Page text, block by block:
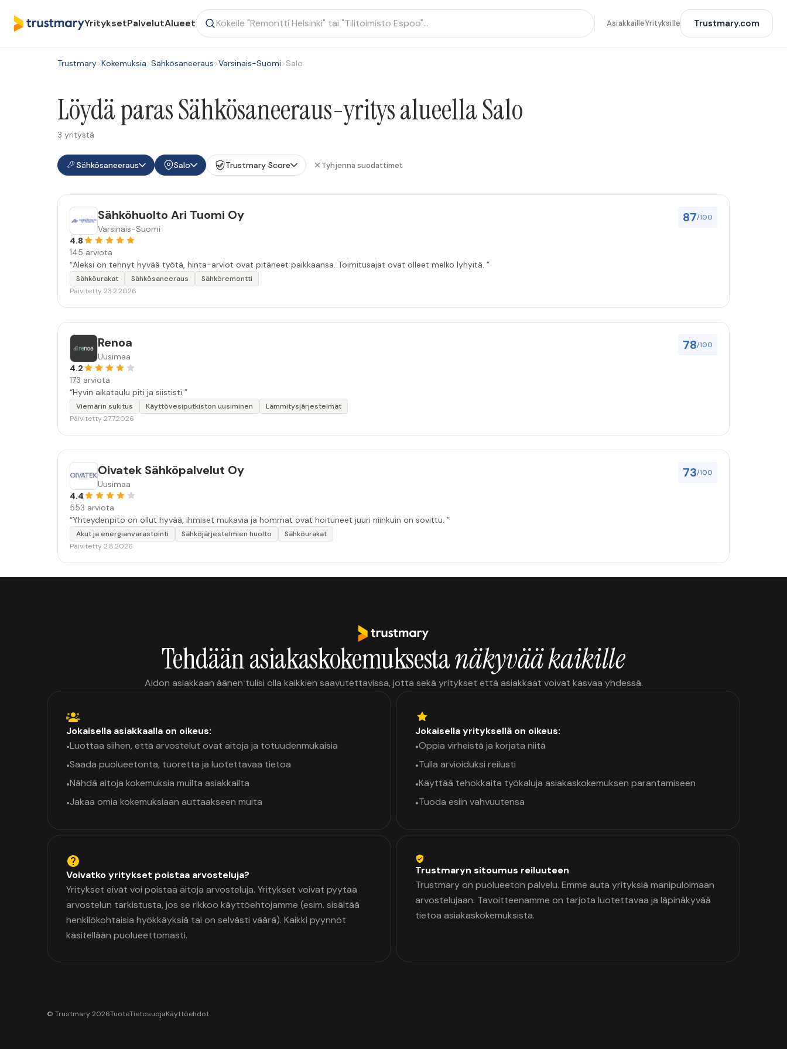
YrityksetPalvelutAlueet AsiakkailleYrityksille Trustmary.com
Trustmary>Kokemuksia>Sähkösaneeraus>Varsinais-Suomi>Salo
Löydä paras Sähkösaneeraus-yritys alueella Salo
3 yritystä
Sähkösaneeraus Salo Trustmary Score Tyhjennä suodattimet
87/100
Sähköhuolto Ari Tuomi Oy
Varsinais-Suomi
4.8
145 arviota
“Aleksi on tehnyt hyvää työtä, hinta-arviot ovat pitäneet paikkaansa. Toimitusajat ovat olleet melko lyhyitä. ”
Sähköurakat Sähkösaneeraus
Sähköremontti
Päivitetty 23.2.2026
78/100
Renoa
Uusimaa
4.2
173 arviota
“Hyvin aikataulu piti ja siististi ”
Viemärin sukitus Käyttövesiputkiston uusiminen
Lämmitysjärjestelmät
Päivitetty 27.7.2026
73/100
Oivatek Sähköpalvelut Oy
Uusimaa
4.4
553 arviota
“Yhteydenpito on ollut hyvää, ihmiset mukavia ja hommat ovat hoituneet juuri niinkuin on sovittu. ”
Akut ja energianvarastointi Sähköjärjestelmien huolto
Sähköurakat
Päivitetty 2.8.2026
Tehdään asiakaskokemuksestanäkyvää kaikille
Aidon asiakkaan äänen tulisi olla kaikkien saavutettavissa, jotta sekä yritykset että asiakkaat voivat kasvaa yhdessä.
Jokaisella asiakkaalla on oikeus:
•Luottaa siihen, että arvostelut ovat aitoja ja totuudenmukaisia
•Saada puolueetonta, tuoretta ja luotettavaa tietoa
•Nähdä aitoja kokemuksia muilta asiakkailta
•Jakaa omia kokemuksiaan auttaakseen muita
Jokaisella yrityksellä on oikeus:
•Oppia virheistä ja korjata niitä
•Tulla arvioiduksi reilusti
•Käyttää tehokkaita työkaluja asiakaskokemuksen parantamiseen
•Tuoda esiin vahvuutensa
Voivatko yritykset poistaa arvosteluja?
Yritykset eivät voi poistaa aitoja arvosteluja. Yritykset voivat pyytää
arvostelun tarkistusta, jos se rikkoo käyttöehtojamme (esim. sisältää
henkilökohtaisia hyökkäyksiä tai on selvästi väärä). Kaikki pyynnöt
käsitellään puolueettomasti.
Trustmaryn sitoumus reiluuteen
Trustmary on puolueeton palvelu. Emme auta yrityksiä manipuloimaan
arvostelujaan. Tavoitteenamme on tarjota luotettavaa ja läpinäkyvää
tietoa asiakaskokemuksista.
© Trustmary 2026TuoteTietosuojaKäyttöehdot